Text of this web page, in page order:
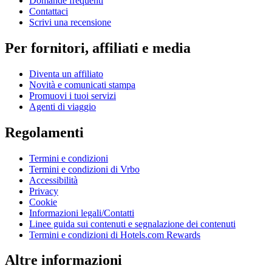
Contattaci
Scrivi una recensione
Per fornitori, affiliati e media
Diventa un affiliato
Novità e comunicati stampa
Promuovi i tuoi servizi
Agenti di viaggio
Regolamenti
Termini e condizioni
Termini e condizioni di Vrbo
Accessibilità
Privacy
Cookie
Informazioni legali/Contatti
Linee guida sui contenuti e segnalazione dei contenuti
Termini e condizioni di Hotels.com Rewards
Altre informazioni